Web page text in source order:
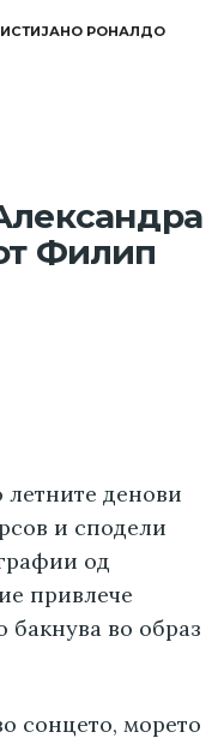
РОНАЛДО
Филип
летните денови
и сподели
од
привлече
бакнува во образ
сонцето, морето